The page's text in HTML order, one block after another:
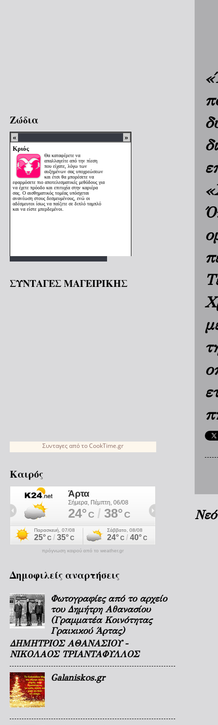
Ζώδια
ΣΥΝΤΑΓΕΣ ΜΑΓΕΙΡΙΚΗΣ
Συνταγεςαπό τοCookTime.gr
Καιρός
πρόγνωση καιρού από το weather.gr
Δημοφιλείς αναρτήσεις
Φωτογραφίες από το αρχείο
του Δημήτρη Αθανασίου
(Γραμματέα Κοινότητας
Γραικικού Άρτας)
ΔΗΜΗΤΡΙΟΣ ΑΘΑΝΑΣΙΟΥ -
ΝΙΚΟΛΑΟΣ ΤΡΙΑΝΤΑΦΥΛΛΟΣ
Galaniskos.gr